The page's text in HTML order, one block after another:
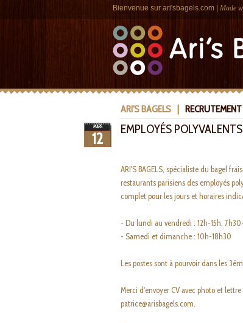
Bienvenue sur ari'sbagels.com| Made
ARI'S BAGELS | RECRUTEMENT
MARS
12
EMPLOYÉS
ARI'S BAGELS, spécialiste du bagel
restaurants parisiens des employés
complet pour les jours et horaires
- Du lundi au vendredi : 12h-15h,
- Samedi et dimanche : 10h-18h30
Les postes sont à pourvoir dans les
Merci d'envoyer CV avec photo et
patrice@arisbagels.com